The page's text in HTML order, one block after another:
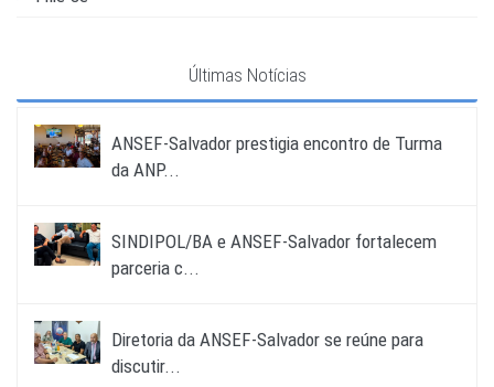
Últimas Notícias
ANSEF-Salvador prestigia encontro de Turma
da ANP...
SINDIPOL/BA e ANSEF-Salvador fortalecem
parceria c...
Diretoria da ANSEF-Salvador se reúne para
discutir...